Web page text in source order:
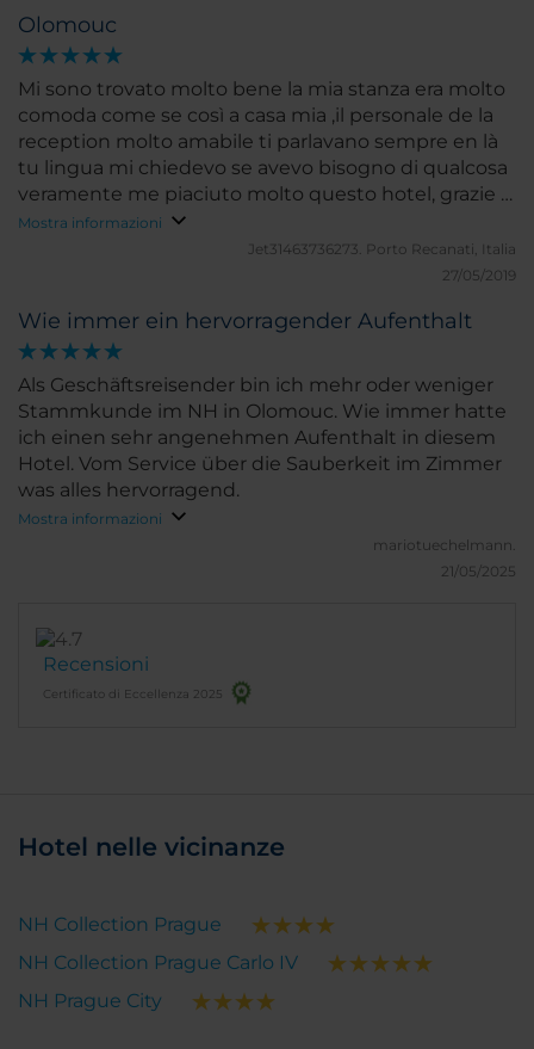
Olomouc
Mi sono trovato molto bene la mia stanza era molto
comoda come se così a casa mia ,il personale de la
reception molto amabile ti parlavano sempre en là
tu lingua mi chiedevo se avevo bisogno di qualcosa
veramente me piaciuto molto questo hotel, grazie a
tutti per farmi sentire così bene durante questo
Mostra informazioni
Jet31463736273.
Porto Recanati, Italia
27/05/2019
Wie immer ein hervorragender Aufenthalt
Als Geschäftsreisender bin ich mehr oder weniger
Stammkunde im NH in Olomouc. Wie immer hatte
ich einen sehr angenehmen Aufenthalt in diesem
Hotel. Vom Service über die Sauberkeit im Zimmer
was alles hervorragend.
Mostra informazioni
mariotuechelmann.
21/05/2025
Recensioni
Certificato di Eccellenza 2025
Hotel nelle vicinanze
NH Collection Prague
NH Collection Prague Carlo IV
NH Prague City